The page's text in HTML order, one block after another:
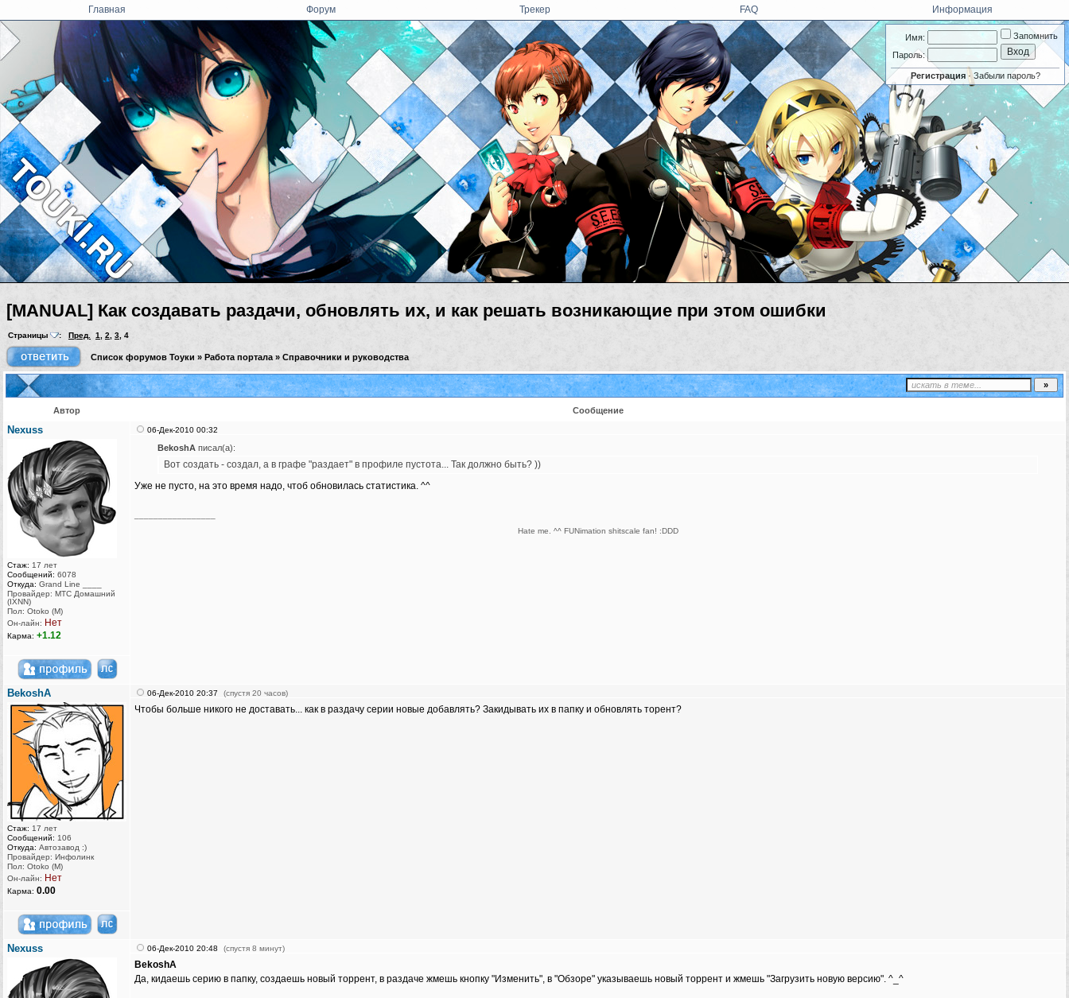
Имя:
Пароль:
Запомнить
Регистрация·Забыли пароль?
Главная Форум Трекер FAQ Информация
[MANUAL] Как создавать раздачи, обновлять их, и как решать возникающие при этом ошибки
Страницы : Пред. 1, 2, 3, 4
Список форумов Тоуки » Работа портала » Справочники и руководства
Автор Сообщение
Nexuss
Стаж: 17 лет
Сообщений: 6078
Откуда: Grand Line ____
Провайдер: МТС Домашний
(IXNN)
Пол: Otoko (M)
Он-лайн: Нет
Карма: +1.12
06-Дек-2010 00:32
BekoshA писал(а):
Вот создать - создал, а в графе "раздает" в профиле пустота... Так должно быть? ))
Уже не пусто, на это время надо, чтоб обновилась статистика. ^^
Hate me. ^^ FUNimation shitscale fan! :DDD
BekoshA
Стаж: 17 лет
Сообщений: 106
Откуда: Автозавод :)
Провайдер: Инфолинк
Пол: Otoko (M)
Он-лайн: Нет
Карма: 0.00
06-Дек-2010 20:37 (спустя 20 часов)
Чтобы больше никого не доставать... как в раздачу серии новые добавлять? Закидывать их в папку и обновлять торент?
Nexuss 06-Дек-2010 20:48 (спустя 8 минут)
BekoshA
Да, кидаешь серию в папку, создаешь новый торрент, в раздаче жмешь кнопку "Изменить", в "Обзоре" указываешь новый торрент и жмешь "Загрузить новую версию". ^_^